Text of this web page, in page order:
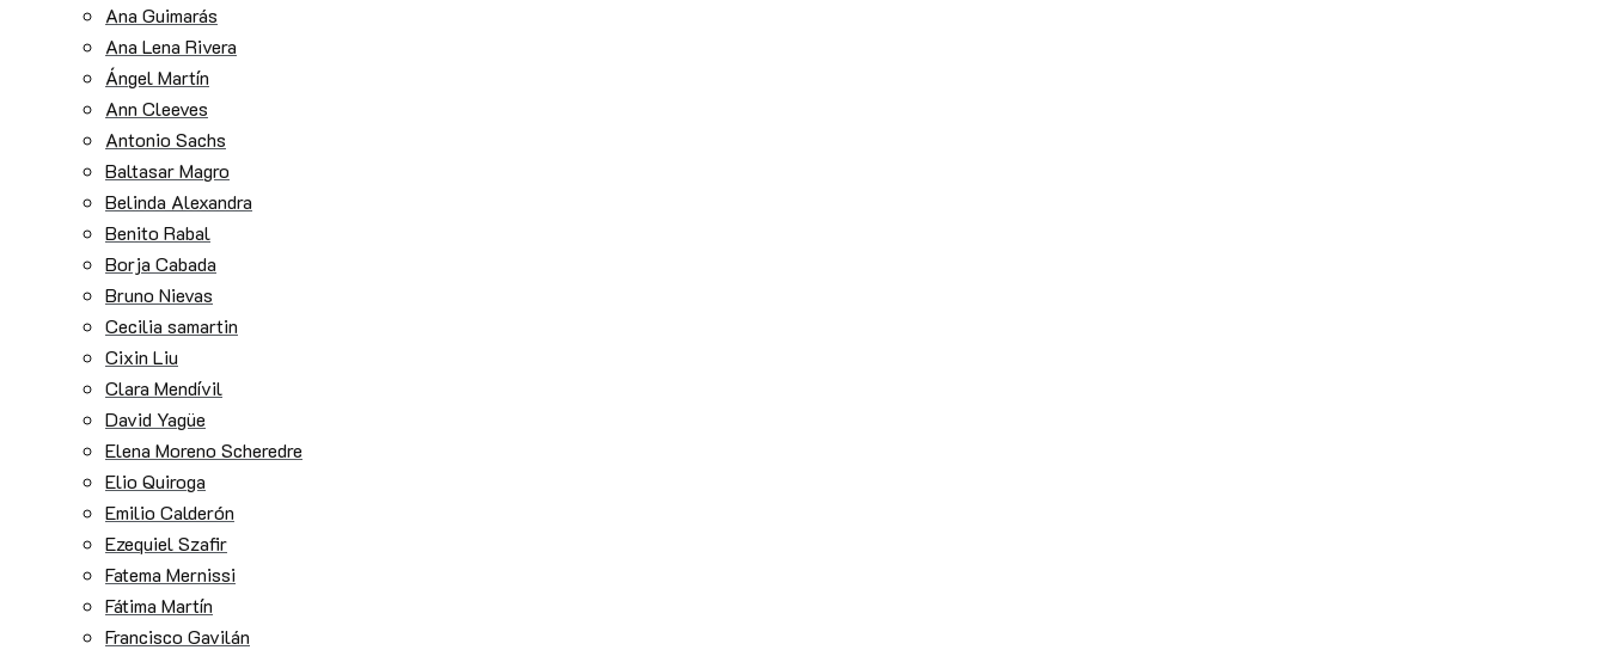
Ana Guimarás
Ana Lena Rivera
Ángel Martín
Ann Cleeves
Antonio Sachs
Baltasar Magro
Belinda Alexandra
Benito Rabal
Borja Cabada
Bruno Nievas
Cecilia samartin
Cixin Liu
Clara Mendívil
David Yagüe
Elena Moreno Scheredre
Elio Quiroga
Emilio Calderón
Ezequiel Szafir
Fatema Mernissi
Fátima Martín
Francisco Gavilán